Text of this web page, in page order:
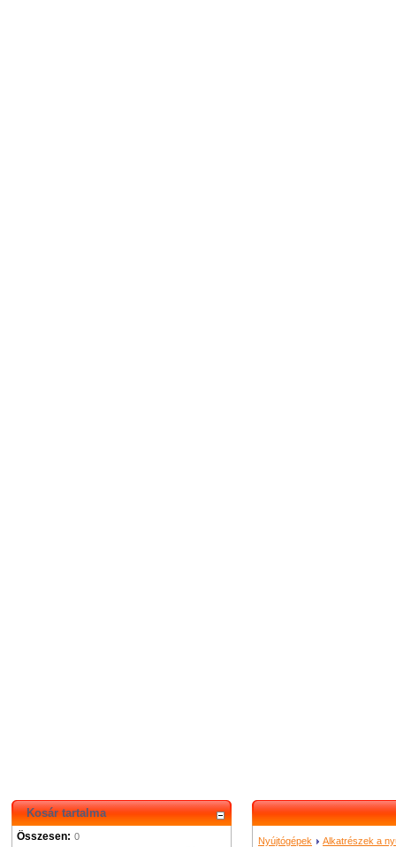
Kosár tartalma
Összesen: 0 Nyújtógépek Alkatrészek a